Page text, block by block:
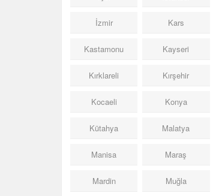
İzmir Kars
Kastamonu Kayseri
Kırklareli Kırşehir
Kocaeli Konya
Kütahya Malatya
Manisa Maraş
Mardin Muğla